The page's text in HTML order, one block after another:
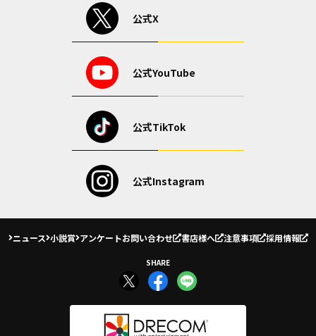
公式X
公式YouTube
公式TikTok
公式Instagram
ニュース 小説賞 アンケートお問い合わせ 書店様へ 注意事項 採用情報
SHARE